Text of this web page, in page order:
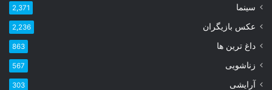
و
ر
ا
ا
ر
سینما 2,371
عکس بازیگران 2,236
داغ ترین ها 863
زناشویی 567
آرایشی 303